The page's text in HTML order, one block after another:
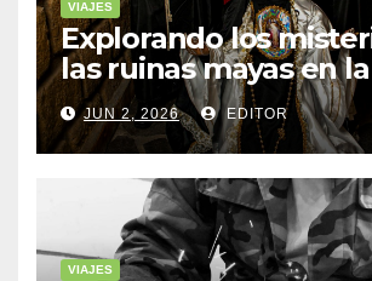
VIAJES
Explorando los
las ruinas mayas en
de Yucatán
JUN 2, 2026 EDITOR
VIAJES